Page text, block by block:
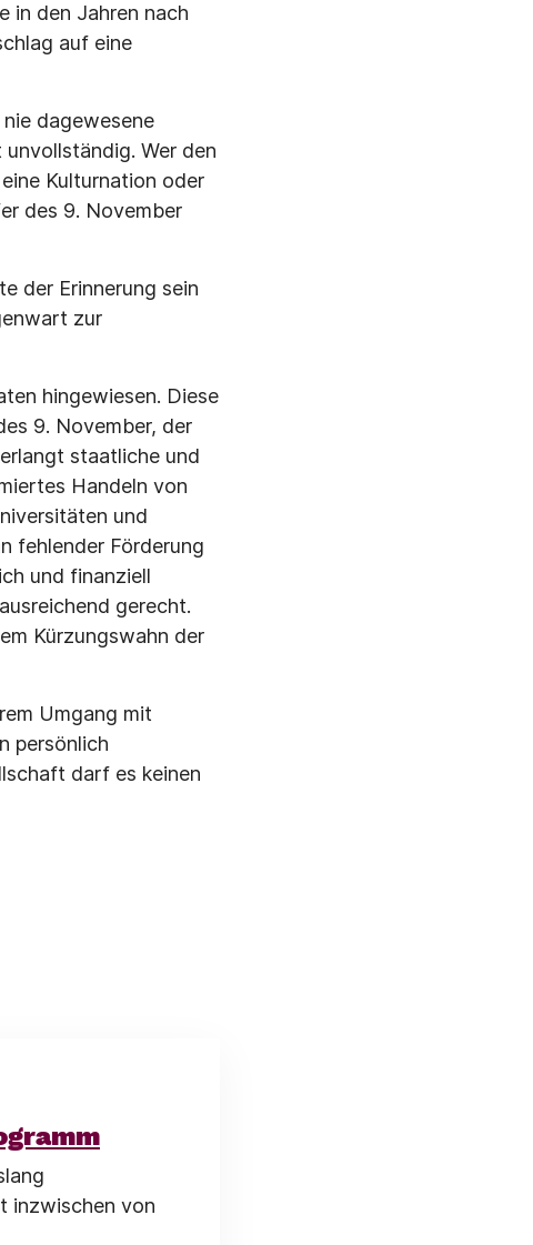
in den Jahren nach
auf eine
dagewesene
Wer den
Kulturnation oder
des 9. November
der Erinnerung sein
zur
hingewiesen. Diese
9. November, der
staatliche und
Handeln von
und
fehlender Förderung
und finanziell
gerecht.
Kürzungswahn der
Umgang mit
persönlich
darf es keinen
inzwischen von